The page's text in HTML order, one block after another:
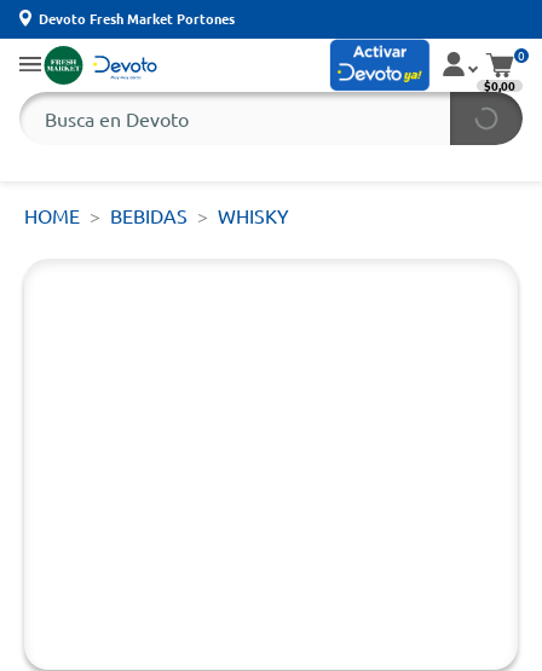
Devoto Fresh Market Portones
0
$0,00
HOME BEBIDAS WHISKY